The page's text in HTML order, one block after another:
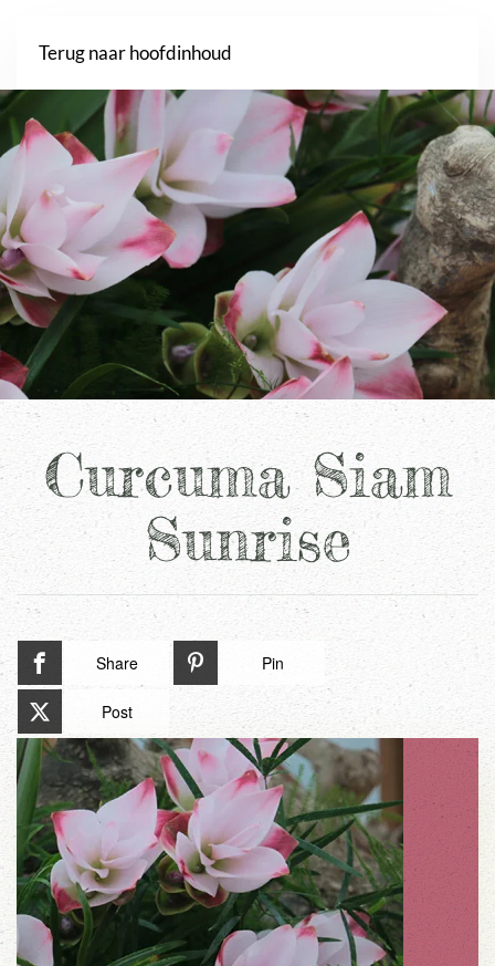
Terug naar hoofdinhoud
Curcuma Siam
Sunrise
Share Pin
Post